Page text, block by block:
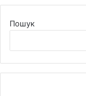
Пошук